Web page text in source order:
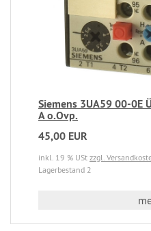
Siemens 3UA59 00-0E
A o.Ovp.
45,00 EUR
inkl. 19 % USt zzgl.
Lagerbestand 2